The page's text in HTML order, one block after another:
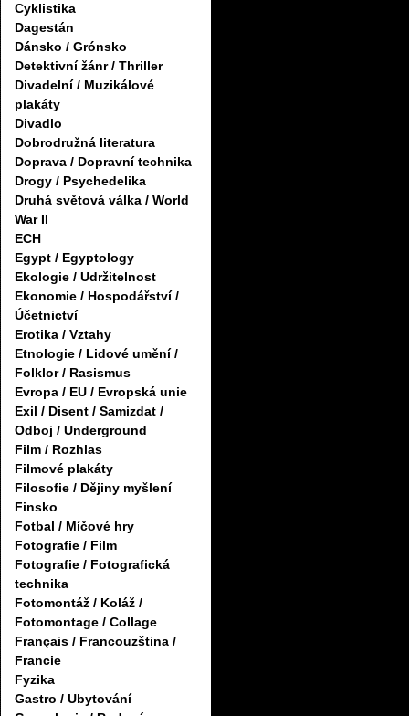
Cyklistika
Dagestán
Dánsko / Grónsko
Detektivní žánr / Thriller
Divadelní / Muzikálové
plakáty
Divadlo
Dobrodružná literatura
Doprava / Dopravní technika
Drogy / Psychedelika
Druhá světová válka / World
War II
ECH
Egypt / Egyptology
Ekologie / Udržitelnost
Ekonomie / Hospodářství /
Účetnictví
Erotika / Vztahy
Etnologie / Lidové umění /
Folklor / Rasismus
Evropa / EU / Evropská unie
Exil / Disent / Samizdat /
Odboj / Underground
Film / Rozhlas
Filmové plakáty
Filosofie / Dějiny myšlení
Finsko
Fotbal / Míčové hry
Fotografie / Film
Fotografie / Fotografická
technika
Fotomontáž / Koláž /
Fotomontage / Collage
Français / Francouzština /
Francie
Fyzika
Gastro / Ubytování